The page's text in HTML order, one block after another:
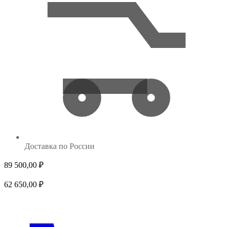
Доставка по России
89 500,00 ₽
62 650,00 ₽